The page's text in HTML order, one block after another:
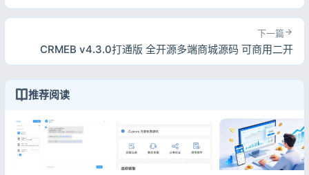
下一篇
CRMEB v4.3.0打通版 全开源多端商城源码 可商用二开
推荐阅读